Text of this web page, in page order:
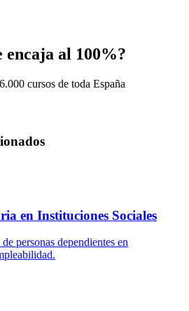
encaja al 100%?
cursos de toda España
en Instituciones Sociales
personas dependientes en